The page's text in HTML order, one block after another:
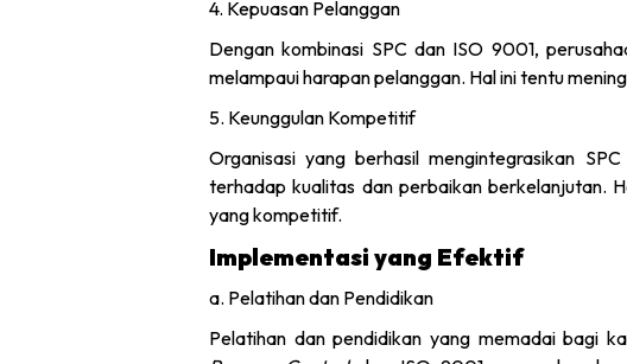
4. Kepuasan Pelanggan
Dengan kombinasi SPC dan ISO 9001,
melampaui harapan pelanggan. Hal ini tentu
5. Keunggulan Kompetitif
Organisasi yang berhasil mengintegrasikan
terhadap kualitas dan perbaikan berkelanjutan.
yang kompetitif.
Implementasi yang Efektif
a. Pelatihan dan Pendidikan
Pelatihan dan pendidikan yang memadai bagi